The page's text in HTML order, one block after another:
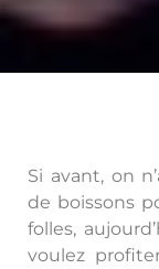
Si avant, on
de boissons
folles,
voulez